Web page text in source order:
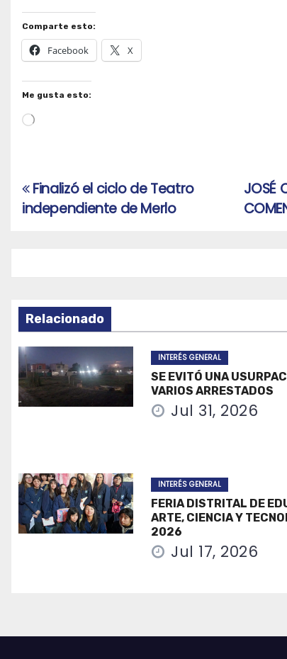
Comparte esto:
Facebook X
Me gusta esto:
Cargando...
Navegación
de
JOSÉ
Finalizó el ciclo de Teatro
independiente de Merlo
Relacionado
INTERÉS GENERAL
SE EVITÓ UNA
VARIOS ARRESTADOS
Jul 31, 2026
INTERÉS GENERAL
FERIA DISTRITAL DE
ARTE, CIENCIA Y
2026
Jul 17, 2026